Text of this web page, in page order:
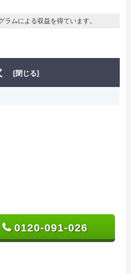
ムによる収益を得ています。
[閉じる]
0120-091-026